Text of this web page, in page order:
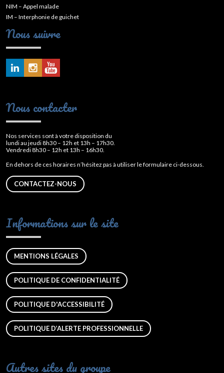
NIM – Appel malade
IM – Interphonie de guichet
Nous suivre
Nous contacter
Nos services sont à votre disposition du
lundi au jeudi 8h30 – 12h et 13h – 17h30.
Vendredi 8h30 – 12h et 13h – 16h30.
En dehors de ces horaires n’hésitez pas à utiliser le formulaire ci-dessous.
CONTACTEZ-NOUS
Informations sur le site
MENTIONS LÉGALES
POLITIQUE DE CONFIDENTIALITÉ
POLITIQUE D'ACCESSIBILITÉ
POLITIQUE D’ALERTE PROFESSIONNELLE
Autres sites du groupe